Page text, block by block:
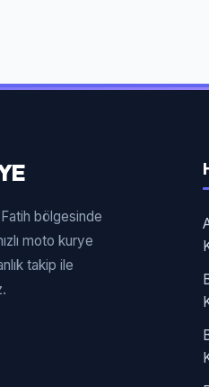
bölgesinde
moto kurye
takip ile